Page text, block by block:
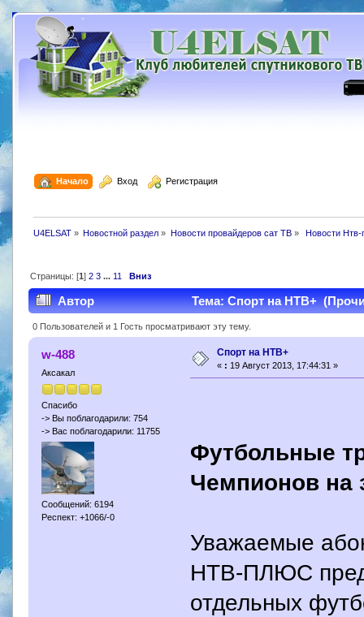
Начало Вход Регистрация
U4ELSAT» Новостной раздел » Новости провайдеров сат ТВ» Новости Нтв-
Страницы: [1] 2 3 ... 11 Вниз
Автор Тема: Спорт на НТВ+
0 Пользователей и 1 Гость просматривают эту тему.
w-488
Аксакал
Спасибо
-> Вы поблагодарили: 754
-> Вас поблагодарили: 11755
Сообщений: 6194
Респект: +1066/-0
Спорт на НТВ+
« : 19 Август 2013, 17:44:31 »
Футбольные
Чемпионов на
Уважаемые
НТВ-ПЛЮС
отдельных